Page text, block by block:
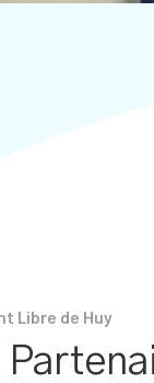
Libre de Huy